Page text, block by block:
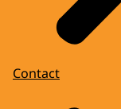
Contact